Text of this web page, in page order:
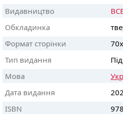
Видавництво
Обкладинка
Формат сторінки
Тип видання
Мова
Дата видання
ISBN